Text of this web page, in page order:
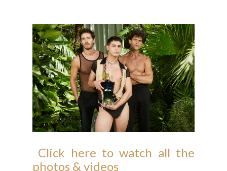
Click here to watch all the
photos & videos